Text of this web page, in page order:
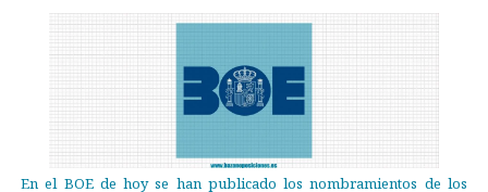
En el BOE de hoy se han publicado los nombramientos de los